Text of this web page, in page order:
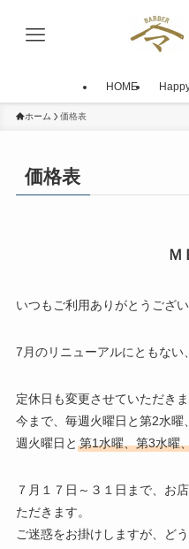
HOME
ホーム 価格表
価格表
Ｍ
いつもご利用ありがとうござい
7月のリニューアルにともない
定休日も変更させていただきま
今まで、毎週火曜日と第2水
週火曜日と 第1水曜、第3水曜
７月１７日～３１日まで、お
ただきます。
ご迷惑をお掛けしますが、ど